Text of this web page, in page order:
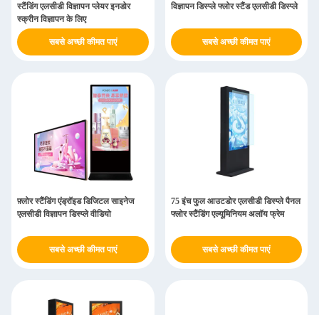
स्टैंडिंग एलसीडी विज्ञापन प्लेयर इनडोर
स्क्रीन विज्ञापन के लिए
सबसे अच्छी कीमत पाएं
विज्ञापन डिस्प्ले फ्लोर स्टैंड एलसीडी डिस्प्ले
सबसे अच्छी कीमत पाएं
फ़्लोर स्टैंडिंग एंड्रॉइड डिजिटल साइनेज
एलसीडी विज्ञापन डिस्प्ले वीडियो
सबसे अच्छी कीमत पाएं
75 इंच फुल आउटडोर एलसीडी डिस्प्ले पैनल
फ्लोर स्टैंडिंग एल्यूमिनियम अलॉय फ्रेम
सबसे अच्छी कीमत पाएं